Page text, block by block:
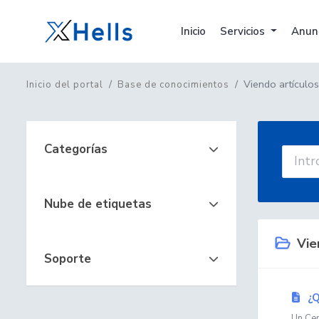
Inicio Servicios
Inicio del portal Base de conocimientos Viendo
Categorías
Nube de etiquetas
Soporte